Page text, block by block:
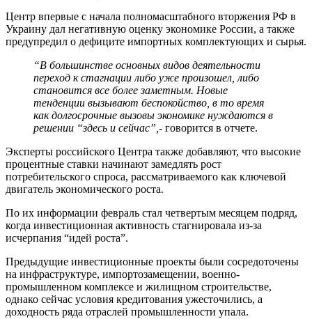
Центр впервые с начала полномасштабного вторжения РФ в
Украину дал негативную оценку экономике России, а также
предупредил о дефиците импортных комплектующих и сырья.
“В большинстве основных видов деятельности
переход к стагнации либо уже произошел, либо
становится все более заметным. Новые
тенденции вызывают беспокойство, в то время
как долгосрочные вызовы экономике нуждаются в
решении “здесь и сейчас”, - говорится в отчете.
Эксперты российского Центра также добавляют, что высокие
процентные ставки начинают замедлять рост
потребительского спроса, рассматриваемого как ключевой
двигатель экономического роста.
По их информации февраль стал четвертым месяцем подряд,
когда инвестиционная активность стагнировала из-за
исчерпания “идей роста”.
Предыдущие инвестиционные проекты были сосредоточены
на инфраструктуре, импортозамещении, военно-
промышленном комплексе и жилищном строительстве,
однако сейчас условия кредитования ужесточились, а
доходность ряда отраслей промышленности упала.